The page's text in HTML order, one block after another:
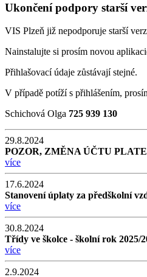
Ukončení podpory starší
VIS Plzeň již nepodporuje starší
Nainstalujte si prosím novou
Přihlašovací údaje zůstávají stejné.
V případě potíží s přihlášením,
Schichová Olga 725 939 130
29.8.2024
POZOR, ZMĚNA ÚČTU
více
17.6.2024
Stanovení úplaty za předškolní
více
30.8.2024
Třídy ve školce - školní rok 2025/
více
2.9.2024